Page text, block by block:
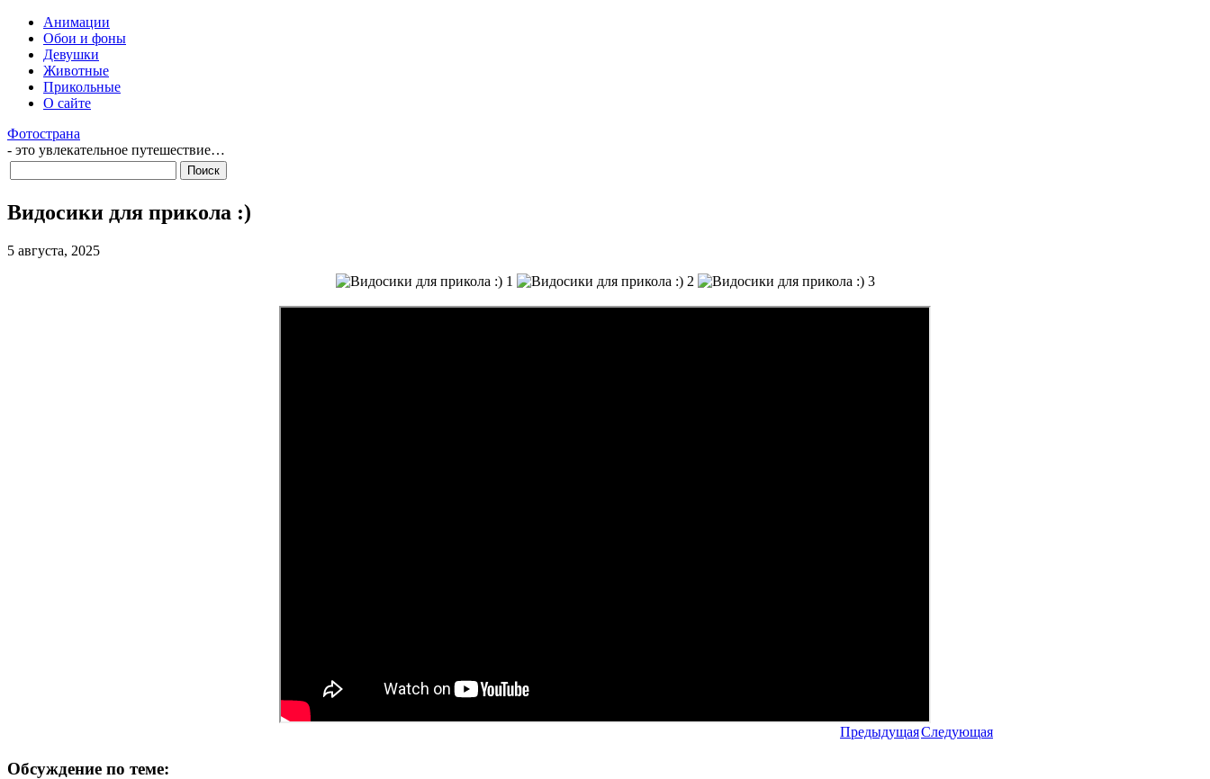
Анимации
Обои и фоны
Девушки
Животные
Прикольные
О сайте
Фотострана
- это увлекательное путешествие…
Видосики для прикола :)
5 августа, 2025
ПредыдущаяСледующая
Обсуждение по теме: